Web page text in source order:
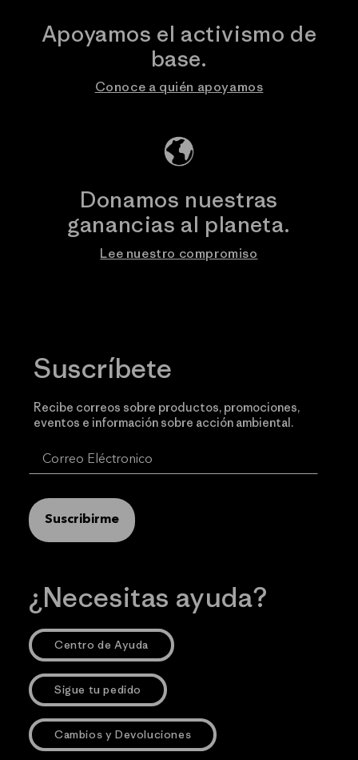
Apoyamos el activismo de
base.
Conoce a quién apoyamos
Donamos nuestras
ganancias al planeta.
Lee nuestro compromiso
Suscríbete
Recibe correos sobre productos, promociones,
eventos e información sobre acción ambiental.
Suscribirme
¿Necesitas ayuda?
Centro de Ayuda
Sigue tu pedido
Cambios y Devoluciones